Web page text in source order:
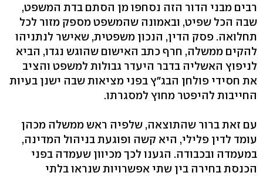
רבים מבני הדור הזה נסחפו מן הסתם בדת המשפט,
שבה הכל שפיט, ובאמונה שהמשפט מספק מזור לכל
תחלואה. פסק הדין, הנכון משפטית, שאישר לנתניהו
להקים ממשלה, חרף כתב האישום שהוגש נגדו, הביא
לניפוץ האשליה בדבר היעדר גבולות למשפט והציב
את חסידי פולחן הבג"ץ בפני מציאות שבה ישנן בעיות
החייבות להיפטר מחוץ למסגרתו.
עם זאת ברור שהתוצאה, שלפיה ראש ממשלה מכהן
עומד לדין פלילי, היא קשה ופוגעת בניהול המדינה,
במעמדה ובכבודה. הגענו לכך מכיוון שעמדה בפני
הכנסת בחירה בין שתי אפשרויות שנראו בלתי